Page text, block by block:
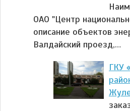
ОАО "Центр
описание объектов
Валдайский проезд,…
ГКУ